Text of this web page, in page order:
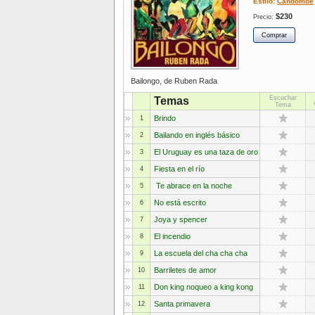
Precio: $230
Bailongo, de Ruben Rada
Temas
Escuchar
Tema
1
Brindo
2 Bailando en inglés básico
3 El Uruguay es una taza de oro
4 Fiesta en el río
5 Te abrace en la noche
6 No está escrito
7 Joya y spencer
8 El incendio
9 La escuela del cha cha cha
10 Barriletes de amor
11 Don king noqueo a king kong
12 Santa primavera